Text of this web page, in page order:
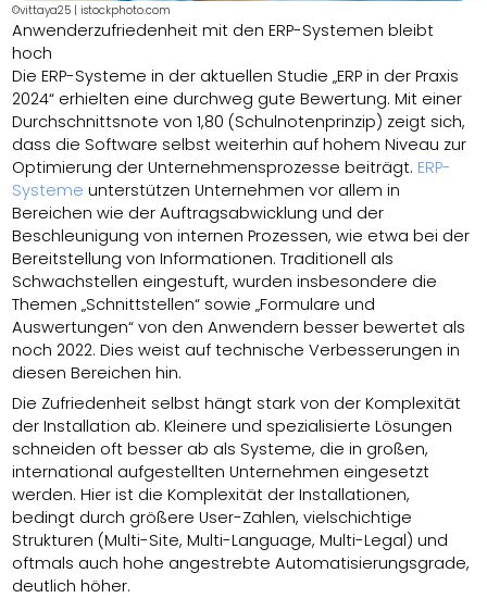
©vittaya25 | istockphoto.com
Anwenderzufriedenheit mit den ERP-Systemen bleibt
hoch
Die ERP-Systeme in der aktuellen Studie „ERP in der Praxis
2024“ erhielten eine durchweg gute Bewertung. Mit einer
Durchschnittsnote von 1,80 (Schulnotenprinzip) zeigt sich,
dass die Software selbst weiterhin auf hohem Niveau zur
Optimierung der Unternehmensprozesse beiträgt. ERP-
Systeme unterstützen Unternehmen vor allem in
Bereichen wie der Auftragsabwicklung und der
Beschleunigung von internen Prozessen, wie etwa bei der
Bereitstellung von Informationen. Traditionell als
Schwachstellen eingestuft, wurden insbesondere die
Themen „Schnittstellen“ sowie „Formulare und
Auswertungen“ von den Anwendern besser bewertet als
noch 2022. Dies weist auf technische Verbesserungen in
diesen Bereichen hin.
Die Zufriedenheit selbst hängt stark von der Komplexität
der Installation ab. Kleinere und spezialisierte Lösungen
schneiden oft besser ab als Systeme, die in großen,
international aufgestellten Unternehmen eingesetzt
werden. Hier ist die Komplexität der Installationen,
bedingt durch größere User-Zahlen, vielschichtige
Strukturen (Multi-Site, Multi-Language, Multi-Legal) und
oftmals auch hohe angestrebte Automatisierungsgrade,
deutlich höher.